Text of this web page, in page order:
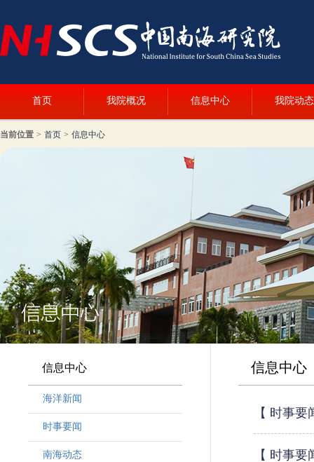
首页 我院概况 信息中心 我院动态
当前位置 > 首页 > 信息中心
信息中心
海洋新闻
时事要闻
南海动态
信息中心
【 时事
【 时事